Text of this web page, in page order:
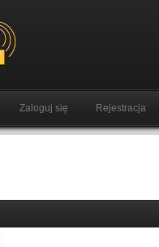
Zaloguj się Rejestracja